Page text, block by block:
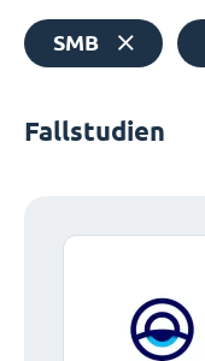
SMB
Fallstudien